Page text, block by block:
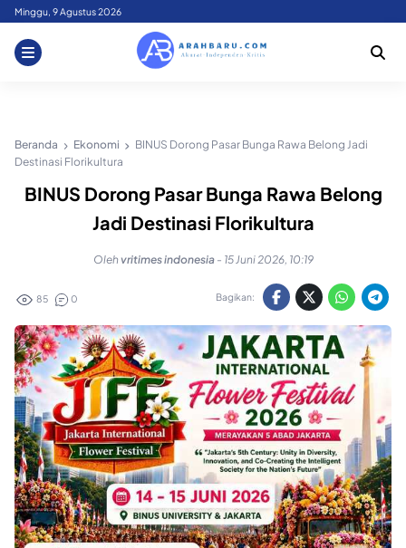
Skip
content
Minggu, 9 Agustus 2026
Beranda Ekonomi
BINUS Dorong Pasar Bunga Rawa Belong Jadi
Destinasi Florikultura
BINUS Dorong Pasar Bunga Rawa Belong
Jadi Destinasi Florikultura
Oleh vritimes indonesia - 15 Juni 2026, 10:19
85 0 Bagikan: